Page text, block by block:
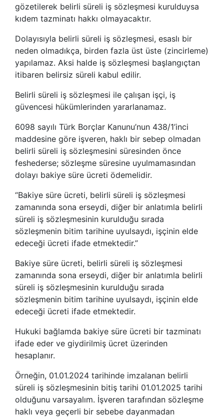
gözetilerek belirli süreli iş sözleşmesi kurulduysa
kıdem tazminatı hakkı olmayacaktır.
Dolayısıyla belirli süreli iş sözleşmesi, esaslı bir
neden olmadıkça, birden fazla üst üste (zincirleme)
yapılamaz. Aksi halde iş sözleşmesi başlangıçtan
itibaren belirsiz süreli kabul edilir.
Belirli süreli iş sözleşmesi ile çalışan işçi, iş
güvencesi hükümlerinden yararlanamaz.
6098 sayılı Türk Borçlar Kanunu’nun 438/1’inci
maddesine göre işveren, haklı bir sebep olmadan
belirli süreli iş sözleşmesini süresinden önce
feshederse; sözleşme süresine uyulmamasından
dolayı bakiye süre ücreti ödemelidir.
“Bakiye süre ücreti, belirli süreli iş sözleşmesi
zamanında sona erseydi, diğer bir anlatımla belirli
süreli iş sözleşmesinin kurulduğu sırada
sözleşmenin bitim tarihine uyulsaydı, işçinin elde
edeceği ücreti ifade etmektedir.”
Bakiye süre ücreti, belirli süreli iş sözleşmesi
zamanında sona erseydi, diğer bir anlatımla belirli
süreli iş sözleşmesinin kurulduğu sırada
sözleşmenin bitim tarihine uyulsaydı, işçinin elde
edeceği ücreti ifade etmektedir.
Hukuki bağlamda bakiye süre ücreti bir tazminatı
ifade eder ve giydirilmiş ücret üzerinden
hesaplanır.
Örneğin, 01.01.2024 tarihinde imzalanan belirli
süreli iş sözleşmesinin bitiş tarihi 01.01.2025 tarihi
olduğunu varsayalım. İşveren tarafından sözleşme
haklı veya geçerli bir sebebe dayanmadan